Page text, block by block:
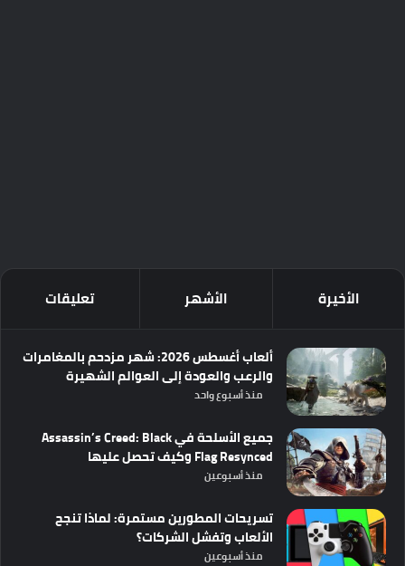
الأخيرة الأشهر تعليقات
ألعاب أغسطس 2026: شهر مزدحم بالمغامرات
والرعب والعودة إلى العوالم الشهيرة
منذ أسبوع واحد
جميع الأسلحة في Assassin’s Creed: Black
Flag Resynced وكيف تحصل عليها
منذ أسبوعين
تسريحات المطورين مستمرة: لماذا تنجح
الألعاب وتفشل الشركات؟
منذ أسبوعين